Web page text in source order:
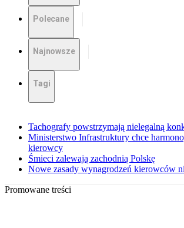
Polecane
Najnowsze
Tagi
Tachografy powstrzymają nielegalną
Ministerstwo Infrastruktury chce
kierowcy
Śmieci zalewają zachodnią Polskę
Nowe zasady wynagrodzeń kierowców
Promowane treści